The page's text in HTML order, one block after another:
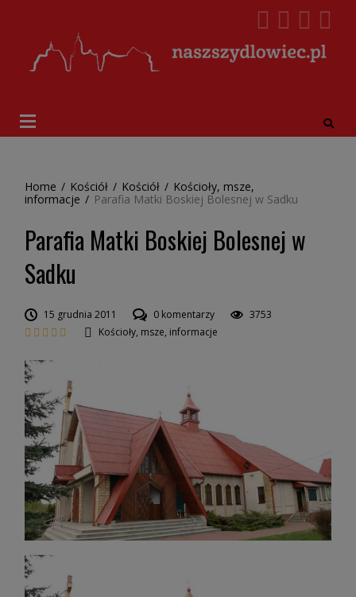
Home / Kościół / Kościół / Kościoły, msze,
informacje / Parafia Matki Boskiej Bolesnej w Sadku
Parafia Matki Boskiej Bolesnej w
Sadku
15 grudnia 2011 0 komentarzy
3753
Kościoły, msze, informacje